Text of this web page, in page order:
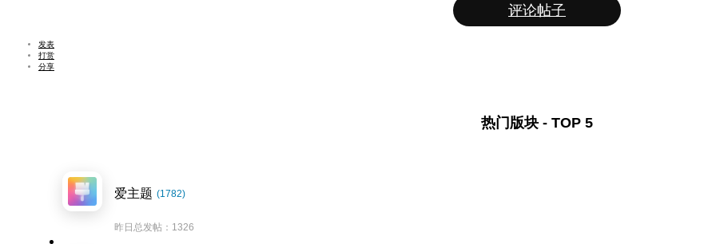
评论帖子
发表
打赏
分享
热门版块 - TOP 5
爱主题 (1782)
昨日总发帖：1326